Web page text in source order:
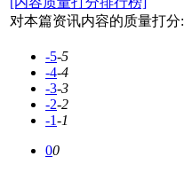
对本篇资讯内容的质量打分:
-5-5
-4-4
-3-3
-2-2
-1-1
00